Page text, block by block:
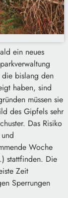
ein neues
bislang den
haben, sind
müssen sie
des Gipfels sehr
Das Risiko
Woche
stattfinden. Die
Zeit
Sperrungen